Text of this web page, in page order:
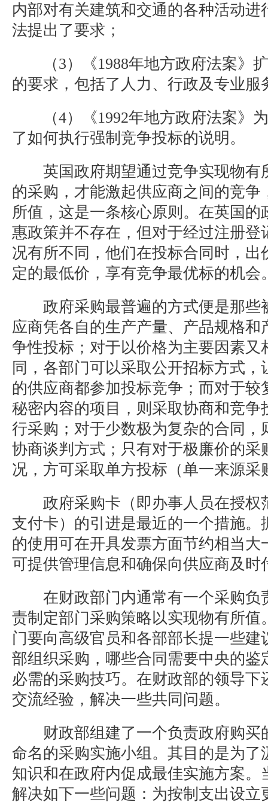
内部对有关建筑和交通的各种活动进
法提出了要求；
（3）《1988年地方政府法案》
的要求，包括了人力、行政及专业服
（4）《1992年地方政府法案》
了如何执行强制竞争投标的说明。
英国政府期望通过竞争实现物有
的采购，才能激起供应商之间的竞争
所值，这是一条核心原则。在英国的
惠政策并不存在，但对于经过注册登
况有所不同，他们在投标合同时，出
定的最低价，享有竞争最优标的机会
政府采购最普遍的方式便是那些
应商凭各自的生产产量、产品规格和
争性投标；对于以价格为主要因素又
同，各部门可以采取公开招标方式
的供应商都参加投标竞争；而对于较
秘密内容的项目，则采取协商和竞争
行采购；对于少数极为复杂的合同，
协商谈判方式；只有对于极廉价的采
况，方可采取单方投标（单一来源采
政府采购卡（即办事人员在授权
支付卡）的引进是最近的一个措施。
的使用可在开具发票方面节约相当大
可提供管理信息和确保向供应商及时
在财政部门内通常有一个采购负
责制定部门采购策略以实现物有所值
门要向高级官员和各部部长提一些建
部组织采购，哪些合同需要中央的鉴
必需的采购技巧。在财政部的领导下
交流经验，解决一些共同问题。
财政部组建了一个负责政府购买
命名的采购实施小组。其目的是为了
知识和在政府内促成最佳实施方案。
解决如下一些问题：为按制支出设立